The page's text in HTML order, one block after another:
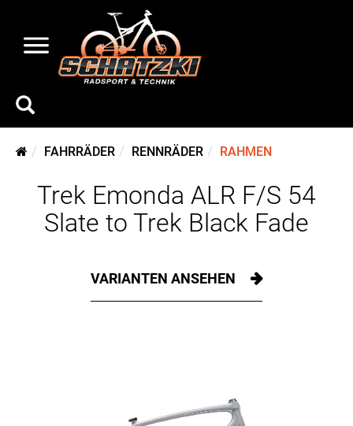
FAHRRÄDER RENNRÄDER RAHMEN
Trek Emonda ALR F/S 54
Slate to Trek Black Fade
VARIANTEN ANSEHEN